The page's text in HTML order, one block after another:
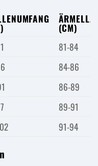
(CM)
81-84
84-86
86-89
89-91
91-94